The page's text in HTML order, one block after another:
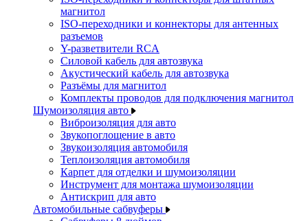
магнитол
ISO-переходники и коннекторы для антенных
разъемов
Y-разветвители RCA
Силовой кабель для автозвука
Акустический кабель для автозвука
Разъёмы для магнитол
Комплекты проводов для подключения магнитол
Шумоизоляция авто
Виброизоляция для авто
Звукопоглощение в авто
Звукоизоляция автомобиля
Теплоизоляция автомобиля
Карпет для отделки и шумоизоляции
Инструмент для монтажа шумоизоляции
Антискрип для авто
Автомобильные сабвуферы